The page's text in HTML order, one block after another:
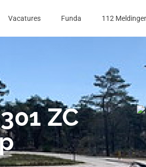
Vacatures Funda 112
ZC